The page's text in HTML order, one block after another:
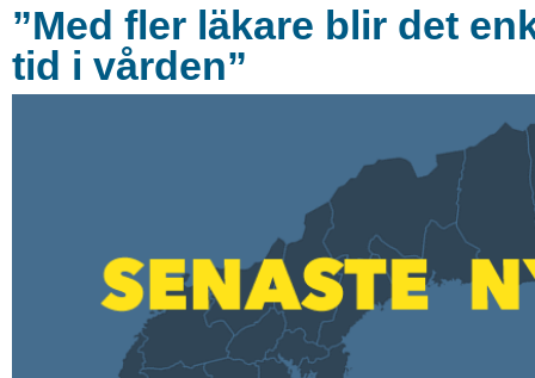
”Med fler läkare blir det
tid i vården”